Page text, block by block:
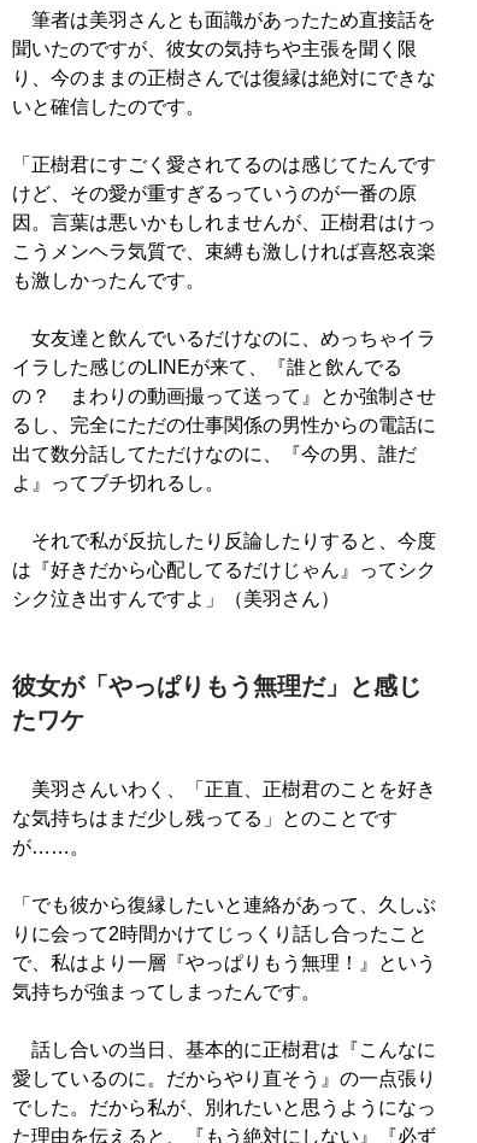
筆者は美羽さんとも面識があったため直接話を
聞いたのですが、彼女の気持ちや主張を聞く限
り、今のままの正樹さんでは復縁は絶対にできな
いと確信したのです。
「正樹君にすごく愛されてるのは感じてたんです
けど、その愛が重すぎるっていうのが一番の原
因。言葉は悪いかもしれませんが、正樹君はけっ
こうメンヘラ気質で、束縛も激しければ喜怒哀楽
も激しかったんです。
女友達と飲んでいるだけなのに、めっちゃイラ
イラした感じのLINEが来て、『誰と飲んでる
の？ まわりの動画撮って送って』とか強制させ
るし、完全にただの仕事関係の男性からの電話に
出て数分話してただけなのに、『今の男、誰だ
よ』ってブチ切れるし。
それで私が反抗したり反論したりすると、今度
は『好きだから心配してるだけじゃん』ってシク
シク泣き出すんですよ」（美羽さん）
彼女が「やっぱりもう無理だ」と感じ
たワケ
美羽さんいわく、「正直、正樹君のことを好き
な気持ちはまだ少し残ってる」とのことです
が……。
「でも彼から復縁したいと連絡があって、久しぶ
りに会って2時間かけてじっくり話し合ったこと
で、私はより一層『やっぱりもう無理！』という
気持ちが強まってしまったんです。
話し合いの当日、基本的に正樹君は『こんなに
愛しているのに。だからやり直そう』の一点張り
でした。だから私が、別れたいと思うようになっ
た理由を伝えると、『もう絶対にしない』『必ず